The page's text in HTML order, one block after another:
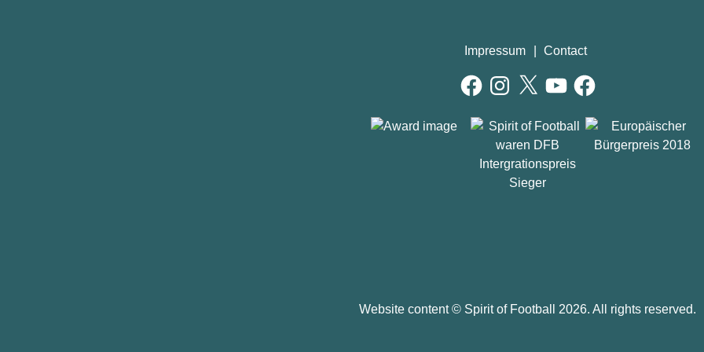
Impressum Contact
FacebookInstagram
X YouTubeFacebook
Website content © Spirit of Football 2026. All rights reserved.